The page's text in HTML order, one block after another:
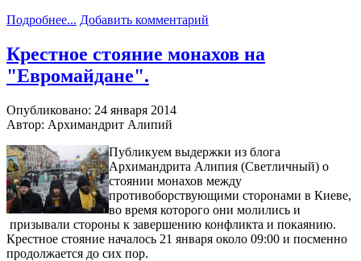
Подробнее... Добавить комментарий
Крестное стояние монахов на
"Евромайдане".
Опубликовано: 24 января 2014
Автор: Архимандрит Алипий
Публикуем выдержки из блога
Архимандрита Алипия (Светличный) о
стоянии монахов между
противоборствующими сторонами в Киеве,
во время которого они молились и
призывали стороны к завершению конфликта и покаянию.
Крестное стояние началось 21 января около 09:00 и посменно
продолжается до сих пор.